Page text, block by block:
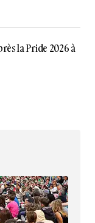
la Pride 2026 à